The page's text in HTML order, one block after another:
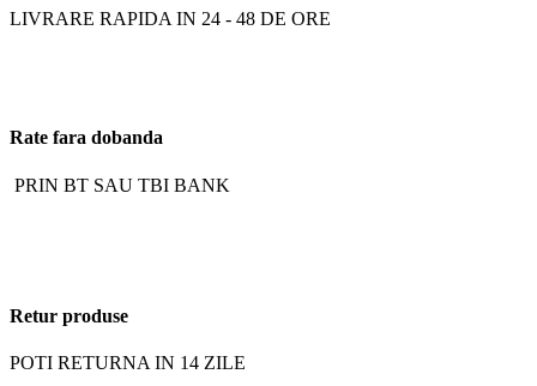
LIVRARE RAPIDA IN 24 - 48 DE ORE
Rate fara dobanda
PRIN BT SAU TBI BANK
Retur produse
POTI RETURNA IN 14 ZILE